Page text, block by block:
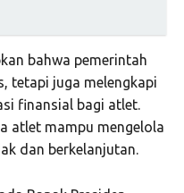
bahwa pemerintah
tetapi juga melengkapi
finansial bagi atlet.
atlet mampu mengelola
dan berkelanjutan.